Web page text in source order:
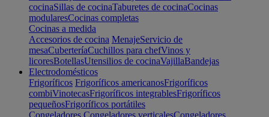
cocinaSillas de cocinaTaburetes de cocinaCocinas
modularesCocinas completas
Cocinas a medida
Accesorios de cocina MenajeServicio de
mesaCuberteríaCuchillos para chefVinos y
licoresBotellasUtensilios de cocinaVajillaBandejas
Electrodomésticos
Frigoríficos Frigoríficos americanosFrigoríficos
combiVinotecasFrigoríficos integrablesFrigoríficos
pequeñosFrigoríficos portátiles
Congeladores Congeladores verticalesCongeladores